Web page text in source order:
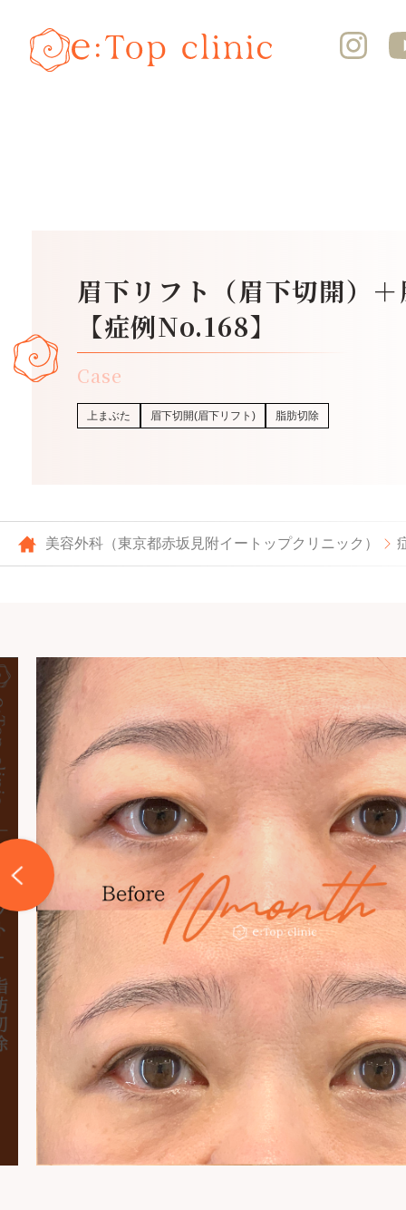
上まぶた 眉下切開(眉下リフト) 脂肪切除
Case
眉下リフト（眉下切開）
【症例No.168】
美容外科（東京都赤坂見附イートップクリニック）